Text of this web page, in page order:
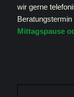
wir gerne
Beratungstermin
Mittagspause